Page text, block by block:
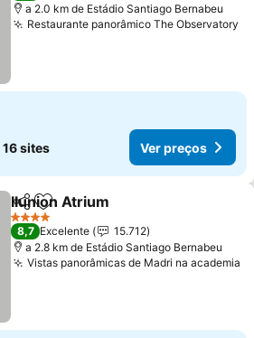
a 2.0 km de Estádio Santiago Bernabeu
Restaurante panorâmico The Observatory
16 sites Ver preços
PartilharAdicionar aos favoritos
Ilunion Atrium
4 Estrelas
8,7 Excelente
15.712
a 2.8 km de Estádio Santiago Bernabeu
Vistas panorâmicas de Madri na academia